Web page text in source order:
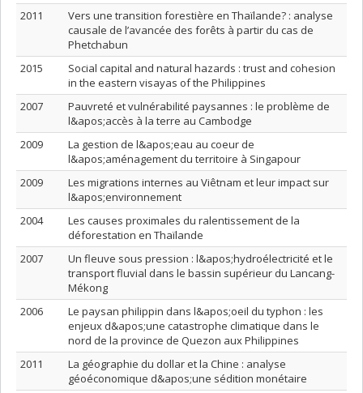
2011
Vers une transition forestière en Thaïlande? : analyse
causale de l’avancée des forêts à partir du cas de
Phetchabun
2015
Social capital and natural hazards : trust and cohesion
in the eastern visayas of the Philippines
2007
Pauvreté et vulnérabilité paysannes : le problème de
l&apos;accès à la terre au Cambodge
2009
La gestion de l&apos;eau au coeur de
l&apos;aménagement du territoire à Singapour
2009
Les migrations internes au Viêtnam et leur impact sur
l&apos;environnement
2004
Les causes proximales du ralentissement de la
déforestation en Thaïlande
2007
Un fleuve sous pression : l&apos;hydroélectricité et le
transport fluvial dans le bassin supérieur du Lancang-
Mékong
2006
Le paysan philippin dans l&apos;oeil du typhon : les
enjeux d&apos;une catastrophe climatique dans le
nord de la province de Quezon aux Philippines
2011
La géographie du dollar et la Chine : analyse
géoéconomique d&apos;une sédition monétaire